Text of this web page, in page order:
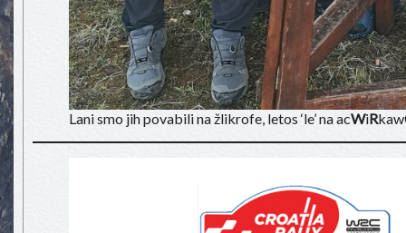
Lani smo jih povabili na žlikrofe, letos ‘le’ na acWiRkaw